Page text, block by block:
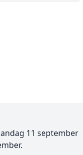
11 september